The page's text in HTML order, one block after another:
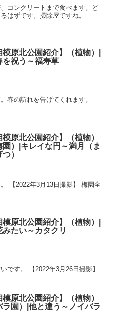
コンクリートまで食べます。ど
はずです。掃除屋ですね。
模原北公園紹介】（植物）|
を祝う～福寿草
春の訪れを告げてくれます。
模原北公園紹介】（植物）
園）|キレイな円～満月（ま
）
【2022年3月13日撮影】 梅園全
模原北公園紹介】（植物）|
みたい～カタクリ
です。 【2022年3月26日撮影】
模原北公園紹介】（植物）
ラ園）|他と違う～ノイバラ